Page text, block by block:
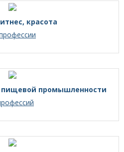
красота
пищевой промышленности